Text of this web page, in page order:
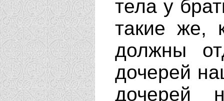
тела у
такие же,
должны
дочерей
дочерей